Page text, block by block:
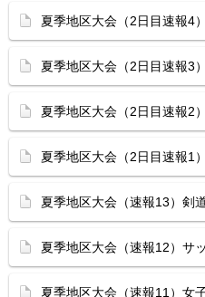
夏季地区大会（2日目速報4
夏季地区大会（2日目速報3
夏季地区大会（2日目速報2
夏季地区大会（2日目速報1
夏季地区大会（速報13）剣
夏季地区大会（速報12）サ
夏季地区大会（速報11）女